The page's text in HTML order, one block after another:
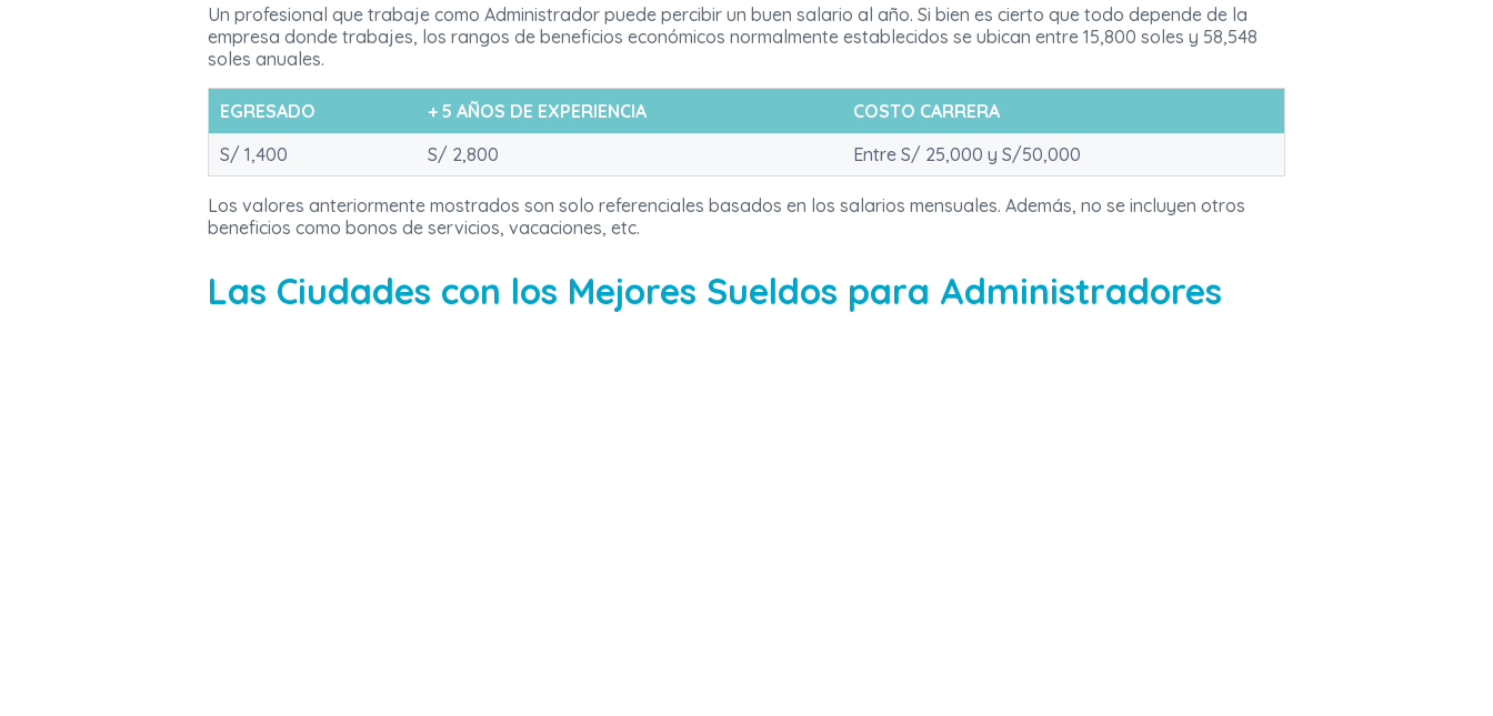
Un profesional que trabaje como Administrador puede percibir un buen salario al año. Si bien es cierto que todo depende de la
empresa donde trabajes, los rangos de beneficios económicos normalmente establecidos se ubican entre 15,800 soles y 58,548
soles anuales.
EGRESADO + 5 AÑOS DE EXPERIENCIA
COSTO CARRERA
S/ 1,400
S/ 2,800 Entre S/ 25,000 y S/50,000
Los valores anteriormente mostrados son solo referenciales basados en los salarios mensuales. Además, no se incluyen otros
beneficios como bonos de servicios, vacaciones, etc.
Las Ciudades con los Mejores Sueldos para Administradores